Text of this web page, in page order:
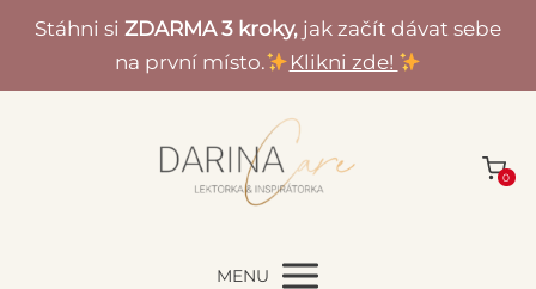
Stáhni si ZDARMA 3 kroky, jak začít dávat sebe
na první místo.
Klikni zde!
0
MENU